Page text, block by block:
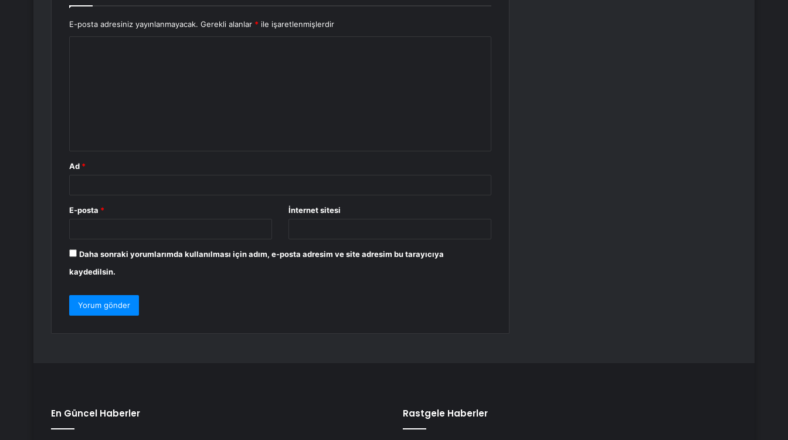
E-posta adresiniz yayınlanmayacak. Gerekli alanlar * ile işaretlenmişlerdir
Ad *
E-posta * İnternet sitesi
Daha sonraki yorumlarımda kullanılması için adım, e-posta adresim ve site adresim bu tarayıcıya
kaydedilsin.
En Güncel Haberler Rastgele Haberler